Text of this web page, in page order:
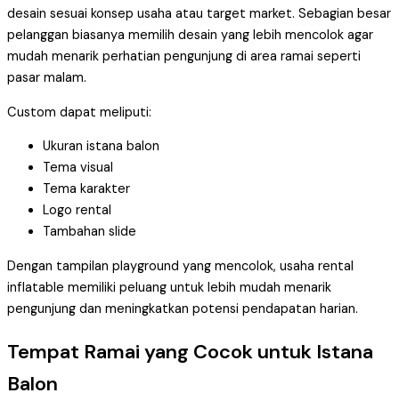
desain sesuai konsep usaha atau target market. Sebagian besar
pelanggan biasanya memilih desain yang lebih mencolok agar
mudah menarik perhatian pengunjung di area ramai seperti
pasar malam.
Custom dapat meliputi:
Ukuran istana balon
Tema visual
Tema karakter
Logo rental
Tambahan slide
Dengan tampilan playground yang mencolok, usaha rental
inflatable memiliki peluang untuk lebih mudah menarik
pengunjung dan meningkatkan potensi pendapatan harian.
Tempat Ramai yang Cocok untuk Istana
Balon